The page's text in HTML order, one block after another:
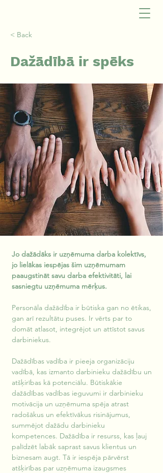
< Back
Dažādībā ir spēks
Jo dažādāks ir uzņēmuma darba kolektīvs,
jo lielākas iespējas šim uzņēmumam
paaugstināt savu darba efektivitāti, lai
sasniegtu uzņēmuma mērķus.
Personāla dažādība ir būtiska gan no ētikas,
gan arī rezultātu puses. Ir vērts par to
domāt atlasot, integrējot un attīstot savus
darbiniekus.
Dažādības vadība ir pieeja organizāciju
vadībā, kas izmanto darbinieku dažādību un
atšķirības kā potenciālu. Būtiskākie
dažādības vadības ieguvumi ir darbinieku
motivācija un uzņēmuma spēja atrast
radošākus un efektīvākus risinājumus,
summējot dažādu darbinieku
kompetences. Dažādība ir resurss, kas ļauj
palīdzēt labāk saprast savus klientus un
biznesam augt. Tā ir iespēja pārvērst
atšķirības par uzņēmuma izaugsmes